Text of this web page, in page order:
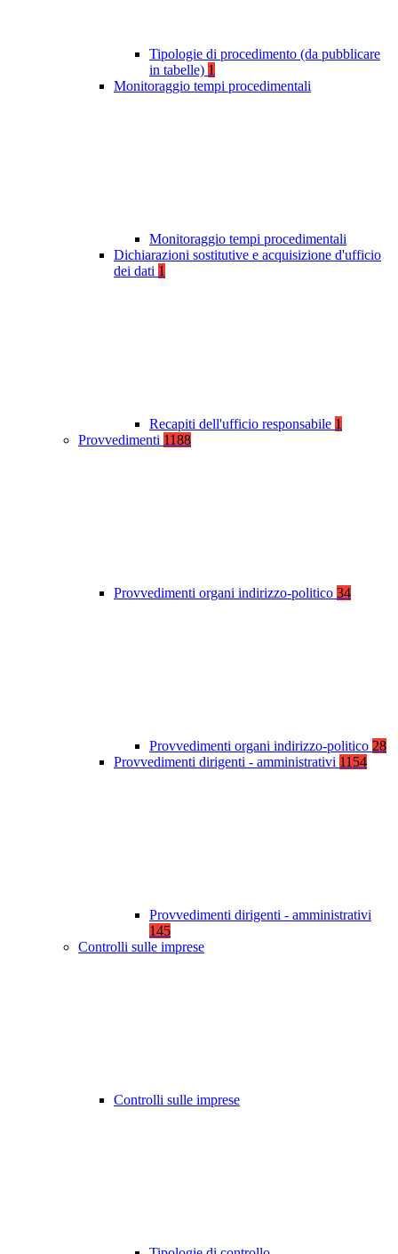
Tipologie di procedimento (da pubblicare
in tabelle) 1
Monitoraggio tempi procedimentali
Monitoraggio tempi procedimentali
Dichiarazioni sostitutive e acquisizione d'ufficio
dei dati 1
Recapiti dell'ufficio responsabile 1
Provvedimenti 1188
Provvedimenti organi indirizzo-politico 34
Provvedimenti organi indirizzo-politico 28
Provvedimenti dirigenti - amministrativi 1154
Provvedimenti dirigenti - amministrativi
145
Controlli sulle imprese
Controlli sulle imprese